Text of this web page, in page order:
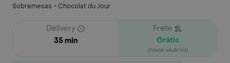
Sobremesas - Chocolat du Jour
Delivery
35 min
Frete
Grátis
(novos usuários)